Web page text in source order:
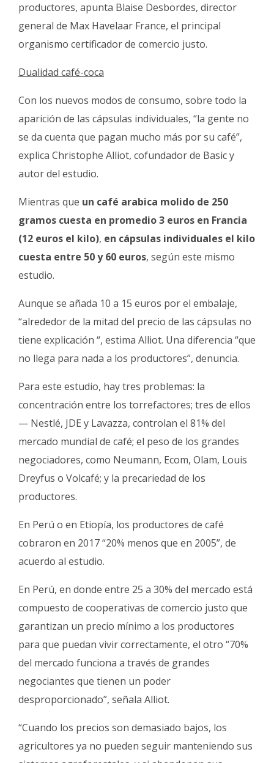
productores, apunta Blaise Desbordes, director
general de Max Havelaar France, el principal
organismo certificador de comercio justo.
Dualidad café-coca
Con los nuevos modos de consumo, sobre todo la
aparición de las cápsulas individuales, “la gente no
se da cuenta que pagan mucho más por su café”,
explica Christophe Alliot, cofundador de Basic y
autor del estudio.
Mientras que un café arabica molido de 250
gramos cuesta en promedio 3 euros en Francia
(12 euros el kilo), en cápsulas individuales el kilo
cuesta entre 50 y 60 euros, según este mismo
estudio.
Aunque se añada 10 a 15 euros por el embalaje,
“alrededor de la mitad del precio de las cápsulas no
tiene explicación “, estima Alliot. Una diferencia “que
no llega para nada a los productores”, denuncia.
Para este estudio, hay tres problemas: la
concentración entre los torrefactores; tres de ellos
— Nestlé, JDE y Lavazza, controlan el 81% del
mercado mundial de café; el peso de los grandes
negociadores, como Neumann, Ecom, Olam, Louis
Dreyfus o Volcafé; y la precariedad de los
productores.
En Perú o en Etiopía, los productores de café
cobraron en 2017 “20% menos que en 2005”, de
acuerdo al estudio.
En Perú, en donde entre 25 a 30% del mercado está
compuesto de cooperativas de comercio justo que
garantizan un precio mínimo a los productores
para que puedan vivir correctamente, el otro “70%
del mercado funciona a través de grandes
negociantes que tienen un poder
desproporcionado”, señala Alliot.
“Cuando los precios son demasiado bajos, los
agricultores ya no pueden seguir manteniendo sus